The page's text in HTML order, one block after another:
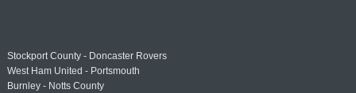
Stockport County - Doncaster Rovers
West Ham United - Portsmouth
Burnley - Notts County